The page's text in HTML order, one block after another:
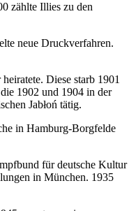
zählte Illies zu den
neue Druckverfahren.
Diese starb 1901
1902 und 1904 in der
Jabłoń tätig.
in Hamburg-Borgfelde
für deutsche Kultur
in München. 1935